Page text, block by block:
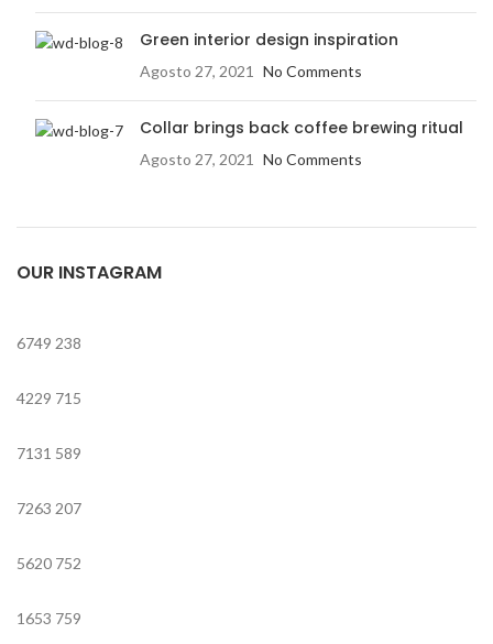
Green interior design inspiration
Agosto 27, 2021 No Comments
Collar brings back coffee brewing ritual
Agosto 27, 2021 No Comments
OUR INSTAGRAM
6749 238
4229 715
7131 589
7263 207
5620 752
1653 759